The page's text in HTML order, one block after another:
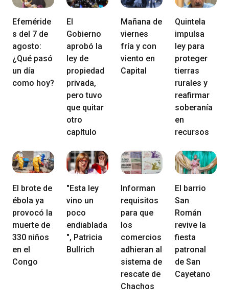
Efeméride
s del 7 de
agosto:
¿Qué pasó
un día
como hoy?
El
Gobierno
aprobó la
ley de
propiedad
privada,
pero tuvo
que quitar
otro
capítulo
Mañana de
viernes
fría y con
viento en
Capital
Quintela
impulsa
ley para
proteger
tierras
rurales y
reafirmar
soberanía
en
recursos
El brote de
ébola ya
provocó la
muerte de
330 niños
en el
Congo
"Esta ley
vino un
poco
endiablada
", Patricia
Bullrich
Informan
requisitos
para que
los
comercios
adhieran al
sistema de
rescate de
Chachos
El barrio
San
Román
revive la
fiesta
patronal
de San
Cayetano